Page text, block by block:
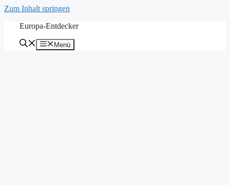
Zum Inhalt springen
Europa-Entdecker
Menü